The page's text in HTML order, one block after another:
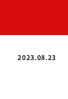
2023.08.23